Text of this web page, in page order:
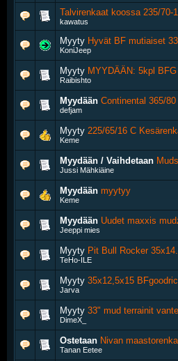
Talvirenkaat koossa 235/70-
kawatus
Myyty Hyvät BF mutiaiset
KoniJeep
Myyty MYYDÄÄN: 5kpl
Raibishto
Myydään Continental 365/80
defjam
Myyty 225/65/16 C
Keme
Myydään / Vaihdetaan
Jussi Mähkiäine
Myydään myytyy
Keme
Myydään Uudet maxxis
Jeeppi mies
Myyty Pit Bull Rocker
TeHo-ILE
Myyty 35x12,5x15
Jarva
Myyty 33" mud terrainit
DimeX_
Ostetaan Nivan
Tanan Eetee